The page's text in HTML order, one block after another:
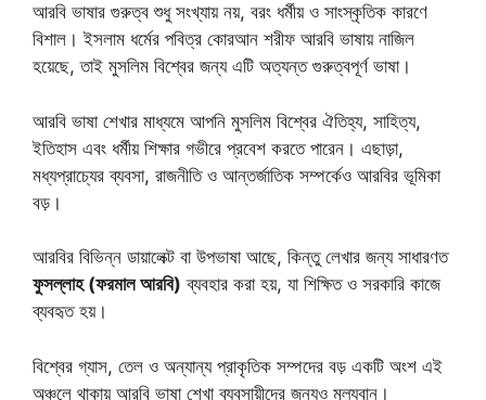
আরবি ভাষার গুরুত্ব শুধু সংখ্যায় নয়, বরং ধর্মীয় ও সাংস্কৃতিক কারণে
বিশাল। ইসলাম ধর্মের পবিত্র কোরআন শরীফ আরবি ভাষায় নাজিল
হয়েছে, তাই মুসলিম বিশ্বের জন্য এটি অত্যন্ত গুরুত্বপূর্ণ ভাষা।
আরবি ভাষা শেখার মাধ্যমে আপনি মুসলিম বিশ্বের ঐতিহ্য, সাহিত্য,
ইতিহাস এবং ধর্মীয় শিক্ষার গভীরে প্রবেশ করতে পারেন। এছাড়া,
মধ্যপ্রাচ্যের ব্যবসা, রাজনীতি ও আন্তর্জাতিক সম্পর্কেও আরবির ভূমিকা
বড়।
আরবির বিভিন্ন ডায়ালেক্ট বা উপভাষা আছে, কিন্তু লেখার জন্য সাধারণত
ফুসল্লাহ (ফরমাল আরবি) ব্যবহার করা হয়, যা শিক্ষিত ও সরকারি কাজে
ব্যবহৃত হয়।
বিশ্বের গ্যাস, তেল ও অন্যান্য প্রাকৃতিক সম্পদের বড় একটি অংশ এই
অঞ্চলে থাকায় আরবি ভাষা শেখা ব্যবসায়ীদের জন্যও মূল্যবান।